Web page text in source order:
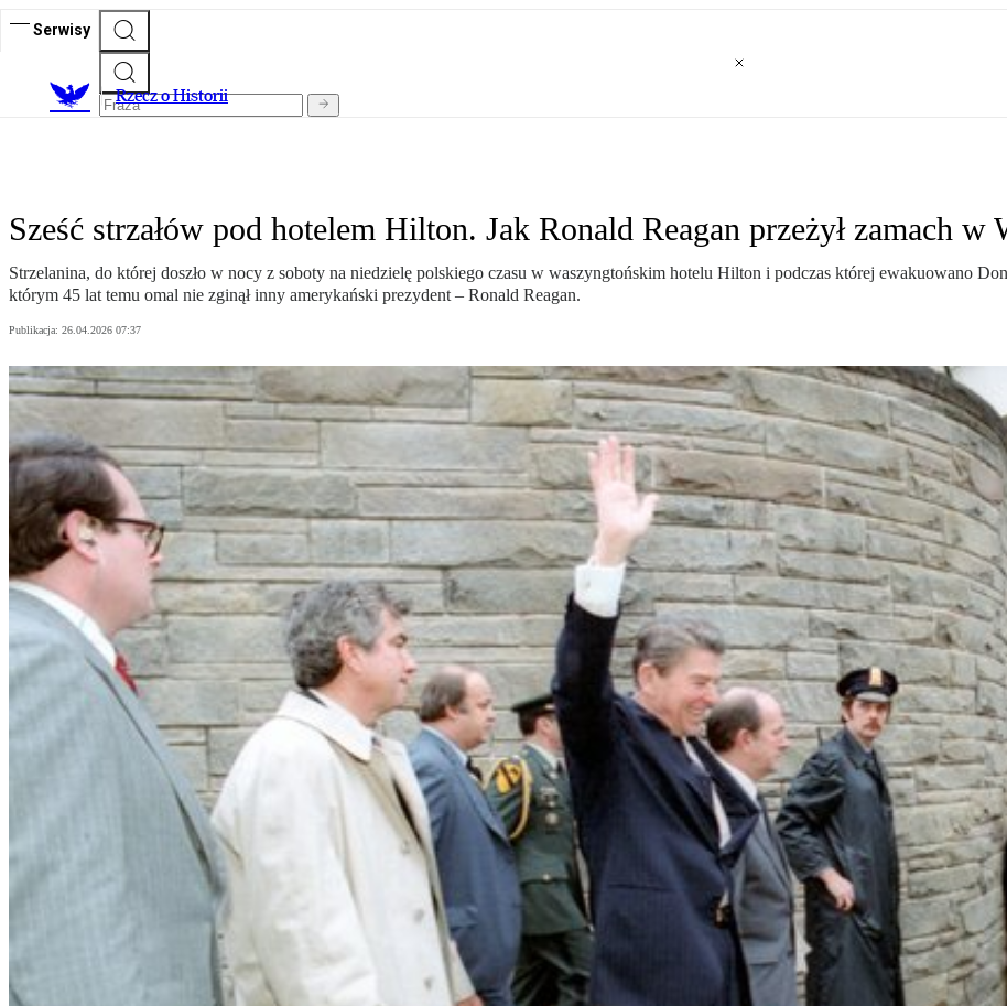
Serwisy
Rzecz o Historii
Sześć strzałów pod hotelem Hilton. Jak Ronald Reagan przeżył zamach w
Strzelanina, do której doszło w nocy z soboty na niedzielę polskiego czasu w waszyngtońskim hotelu Hilton i podczas której ewakuowano
którym 45 lat temu omal nie zginął inny amerykański prezydent – Ronald Reagan.
Publikacja: 26.04.2026 07:37